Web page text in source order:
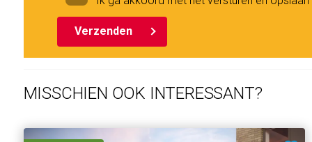
Verzenden
MISSCHIEN OOK INTERESSANT?